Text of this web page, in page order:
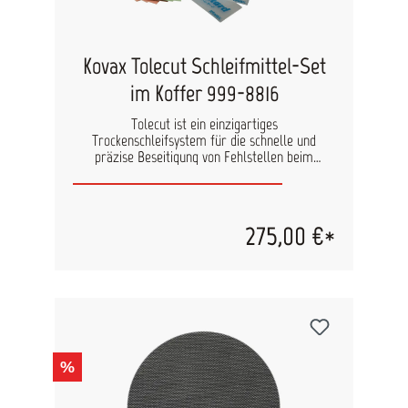
Kovax Tolecut Schleifmittel-Set
im Koffer 999-8816
Tolecut ist ein einzigartiges
Trockenschleifsystem für die schnelle und
präzise Beseitigung von Fehlstellen beim
angewendet wird, ist der Artbeitsfortschritt
Sichtbarkeit während des Schleifprozesses, wird
das Risiko durch den Klarlack zu schleifen
und konvexe Teile verwendet werden. Die
einfache und schnelle Handhabung macht es zu
einem Must-have Produkt für jede
Lackierwerkstatt. Dieses Starter-Set beinhaltet
alle Körnungen des Tolecut-Schleifmittels sowie
Schleifblöcke/ Karten auf denen das
275,00 €*
%